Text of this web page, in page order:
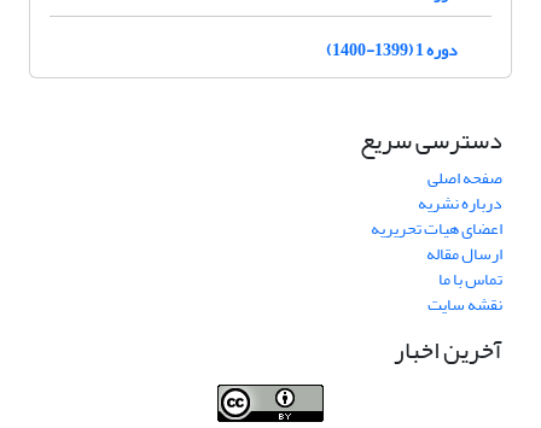
دوره 1 (1399-1400)
دسترسی سریع
صفحه اصلی
درباره نشریه
اعضای هیات تحریریه
ارسال مقاله
تماس با ما
نقشه سایت
آخرین اخبار